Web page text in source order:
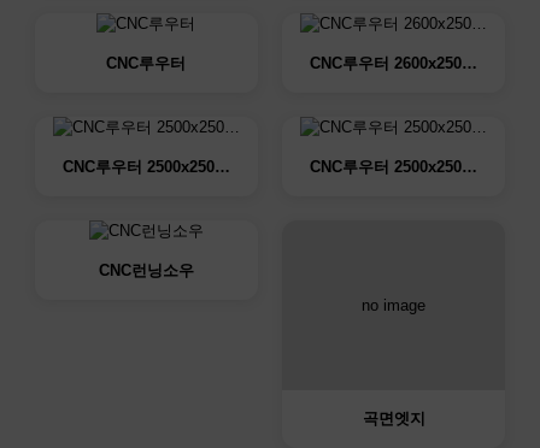
CNC루우터 CNC루우터 2600x250…
CNC루우터 2500x250… CNC루우터 2500x250…
CNC런닝소우
no image
곡면엣지